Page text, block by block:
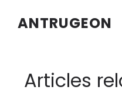
ANTRUGEON
Articles